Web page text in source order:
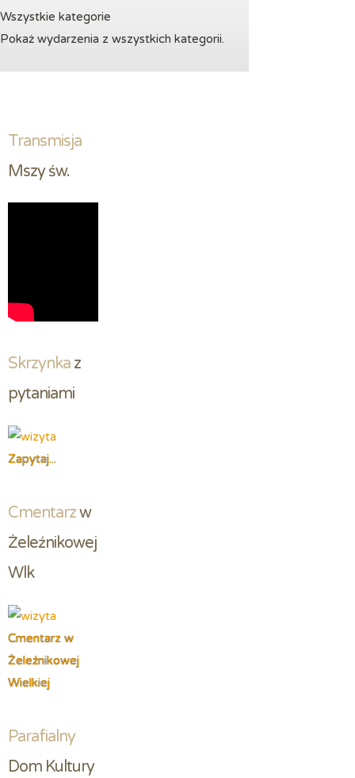
Wszystkie kategorie
Pokaż wydarzenia z wszystkich kategorii.
Transmisja
Mszy św.
Skrzynka z
pytaniami
Zapytaj...
Cmentarz w
Żeleźnikowej
Wlk
Cmentarz w
Żeleźnikowej
Wielkiej
Parafialny
Dom Kultury